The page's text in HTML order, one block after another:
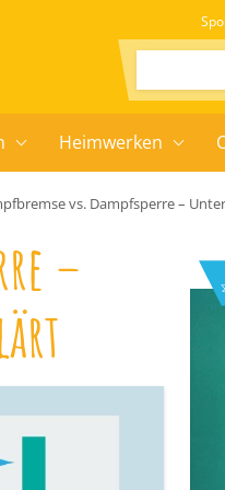
Heimwerken
vs. Dampfsperre –
–